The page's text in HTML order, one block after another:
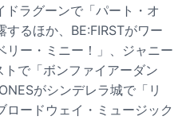
ドラグーンで「パート・オ
るほか、BE:FIRSTがワー
リー・ミニー！」、ジャニー
で「ボンファイアーダン
がシンデレラ城で「リ
ロードウェイ・ミュージック